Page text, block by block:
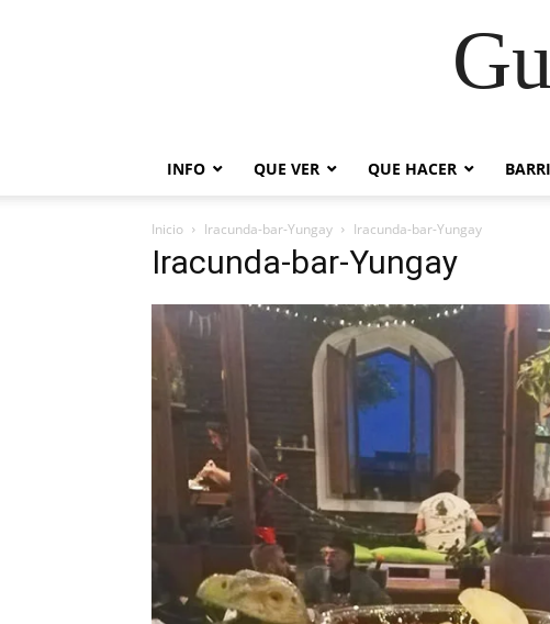
INFO QUE VER QUE HACER
Inicio Iracunda-bar-Yungay Iracunda-bar-Yungay
Iracunda-bar-Yungay